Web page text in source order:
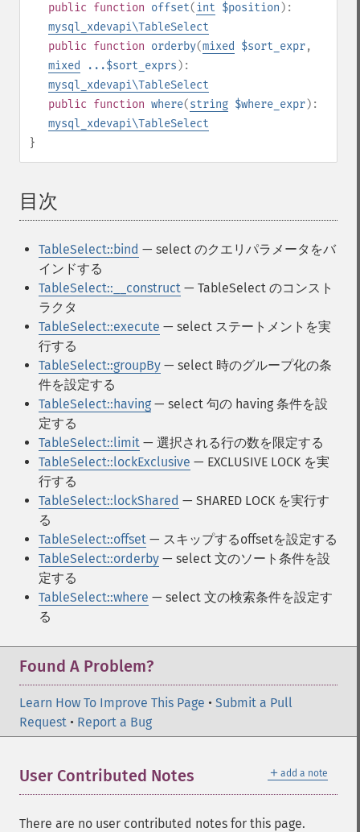
public function offset(int $position ):
mysql_xdevapi\TableSelect
public function orderby(mixed $sort_expr,
mixed
...$sort_exprs ):
mysql_xdevapi\TableSelect
public function where(string $where_expr):
mysql_xdevapi\TableSelect
}
目次
TableSelect::bind — select のクエリパラメータをバ
インドする
TableSelect::__construct — TableSelect のコンスト
ラクタ
TableSelect::execute — select ステートメントを実
行する
TableSelect::groupBy — select 時のグループ化の条
件を設定する
TableSelect::having — select 句の having 条件を設
定する
TableSelect::limit — 選択される行の数を限定する
TableSelect::lockExclusive — EXCLUSIVE LOCK を実
行する
TableSelect::lockShared — SHARED LOCK を実行す
る
TableSelect::offset — スキップするoffsetを設定する
TableSelect::orderby — select 文のソート条件を設
定する
TableSelect::where — select 文の検索条件を設定す
る
Found A Problem?
Learn How To Improve This Page • Submit a Pull
Request • Report a Bug
＋ add a note
User Contributed Notes
There are no user contributed notes for this page.